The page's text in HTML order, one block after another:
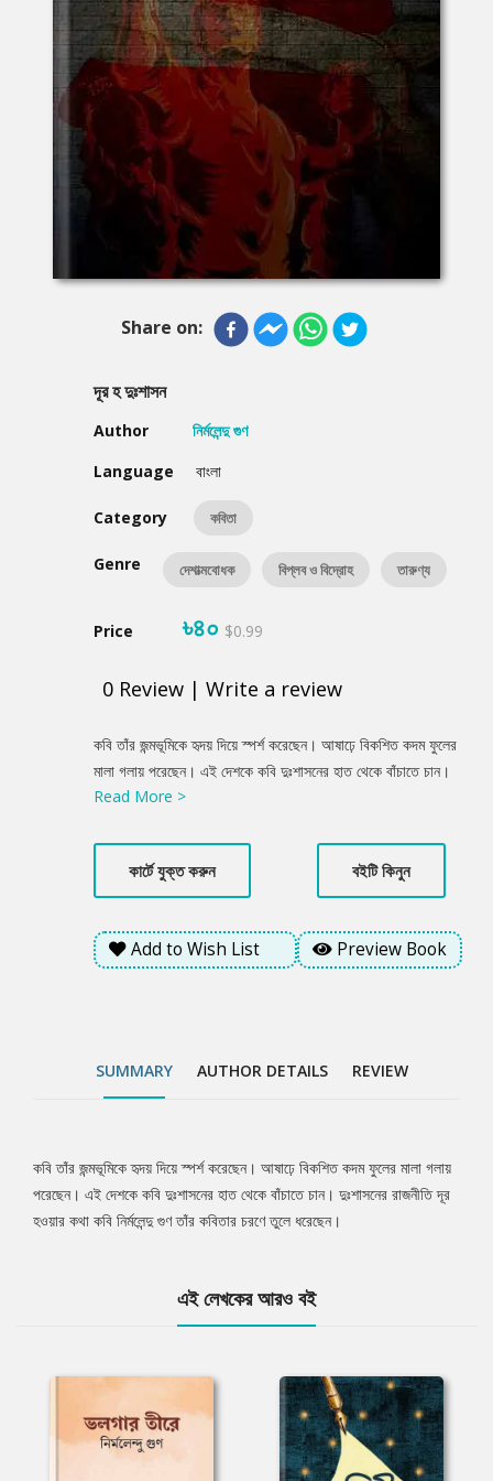
Share on:
দূর হ দুঃশাসন
Author
নির্মলেন্দু গুণ
Language
বাংলা
Category কবিতা
Genre দেশাত্মবোধক বিপ্লব ও বিদ্রোহ তারুণ্য
Price ৳৪০ $0.99
0 Review | Write a review
Product
Summery
কবি তাঁর জন্মভূমিকে হৃদয় দিয়ে স্পর্শ করেছেন। আষাঢ়ে বিকশিত কদম ফুলের
মালা গলায় পরেছেন। এই দেশকে কবি দুঃশাসনের হাত থেকে বাঁচাতে চান।
দুঃশাসনের রাজনীতি দূর হওয়ার কথা কবি নির্মলেন্দু গুণ তাঁর কবিতার চরণে তুলে
Read More >
কার্টে যুক্ত করুন বইটি কিনুন
Add to Wish List Preview Book
SUMMARY AUTHOR DETAILS REVIEW
Tab
Article
কবি তাঁর জন্মভূমিকে হৃদয় দিয়ে স্পর্শ করেছেন। আষাঢ়ে বিকশিত কদম ফুলের মালা গলায়
পরেছেন। এই দেশকে কবি দুঃশাসনের হাত থেকে বাঁচাতে চান। দুঃশাসনের রাজনীতি দূর
হওয়ার কথা কবি নির্মলেন্দু গুণ তাঁর কবিতার চরণে তুলে ধরেছেন।
এই লেখকের আরও বই